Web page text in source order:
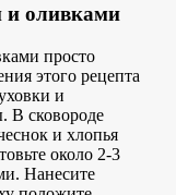
и оливками
просто
этого рецепта
и
. В сковороде
и хлопья
около 2-3
Нанесите